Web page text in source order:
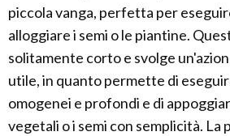
piccola vanga, perfetta per
alloggiare i semi o le piantine.
solitamente corto e svolge
utile, in quanto permette di
omogenei e profondi e di
vegetali o i semi con semplicità. La